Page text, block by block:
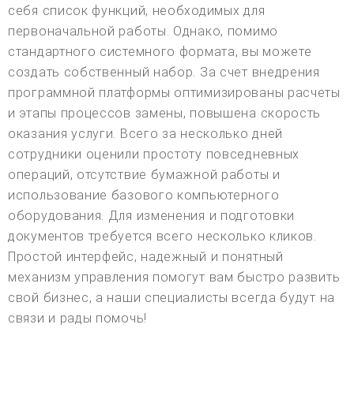
себя список функций, необходимых для
первоначальной работы. Однако, помимо
стандартного системного формата, вы можете
создать собственный набор. За счет внедрения
программной платформы оптимизированы расчеты
и этапы процессов замены, повышена скорость
оказания услуги. Всего за несколько дней
сотрудники оценили простоту повседневных
операций, отсутствие бумажной работы и
использование базового компьютерного
оборудования. Для изменения и подготовки
документов требуется всего несколько кликов.
Простой интерфейс, надежный и понятный
механизм управления помогут вам быстро развить
свой бизнес, а наши специалисты всегда будут на
связи и рады помочь!